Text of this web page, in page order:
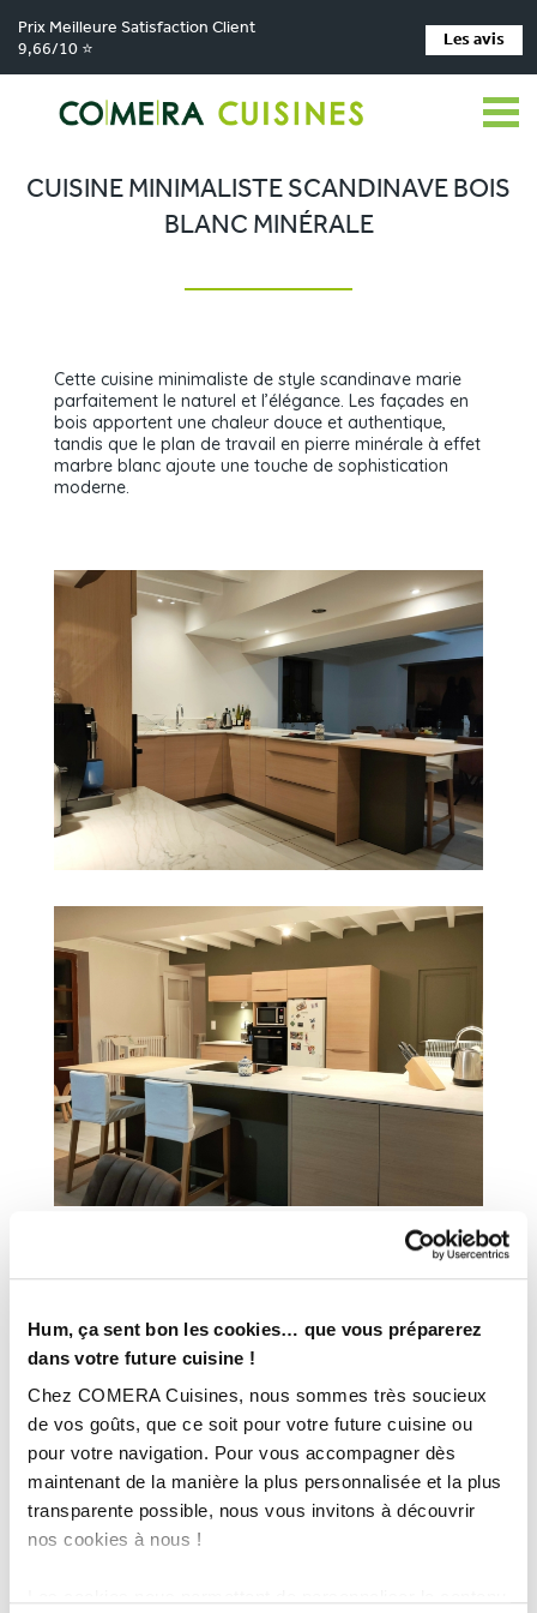
Hum, ça sent bon les cookies… que vous préparerez
dans votre future cuisine !
Chez COMERA Cuisines, nous sommes très soucieux
de vos goûts, que ce soit pour votre future cuisine ou
pour votre navigation. Pour vous accompagner dès
maintenant de la manière la plus personnalisée et la plus
transparente possible, nous vous invitons à découvrir
nos cookies à nous !
Prix Meilleure Satisfaction Client
9,66/10 ⭐
Les avis
Comera Cuisines > Nos magasins de cuisine > Cuisiniste MONTBRISON >
Réalisations > Cuisine minimaliste scandinave bois blanc minérale
CUISINE MINIMALISTE SCANDINAVE BOIS
BLANC MINÉRALE
Cette cuisine minimaliste de style scandinave marie
parfaitement le naturel et l’élégance. Les façades en
bois apportent une chaleur douce et authentique,
tandis que le plan de travail en pierre minérale à effet
marbre blanc ajoute une touche de sophistication
moderne.
TECHNIQUES :
Ville : Montbrison (42)
Magasin : COMERA Cuisines à Montbrison (42)
COMERA
Rencontrez votre cuisiniste